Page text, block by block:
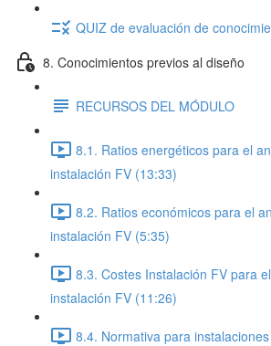
QUIZ de evaluación de
8. Conocimientos previos al diseño
RECURSOS DEL MÓDULO
8.1. Ratios energéticos para el
instalación FV (13:33)
8.2. Ratios económicos para el
instalación FV (5:35)
8.3. Costes Instalación FV para
instalación FV (11:26)
8.4. Normativa para